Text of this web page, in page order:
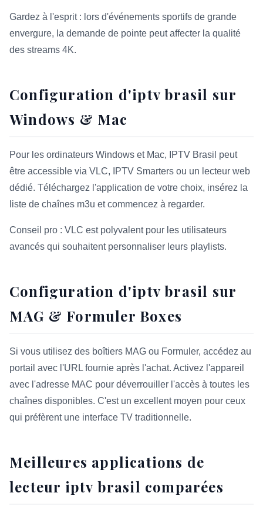
Gardez à l'esprit : lors d'événements sportifs de grande
envergure, la demande de pointe peut affecter la qualité
des streams 4K.
Configuration d'iptv brasil sur
Windows & Mac
Pour les ordinateurs Windows et Mac, IPTV Brasil peut
être accessible via VLC, IPTV Smarters ou un lecteur web
dédié. Téléchargez l'application de votre choix, insérez la
liste de chaînes m3u et commencez à regarder.
Conseil pro : VLC est polyvalent pour les utilisateurs
avancés qui souhaitent personnaliser leurs playlists.
Configuration d'iptv brasil sur
MAG & Formuler Boxes
Si vous utilisez des boîtiers MAG ou Formuler, accédez au
portail avec l'URL fournie après l'achat. Activez l'appareil
avec l'adresse MAC pour déverrouiller l'accès à toutes les
chaînes disponibles. C'est un excellent moyen pour ceux
qui préfèrent une interface TV traditionnelle.
Meilleures applications de
lecteur iptv brasil comparées